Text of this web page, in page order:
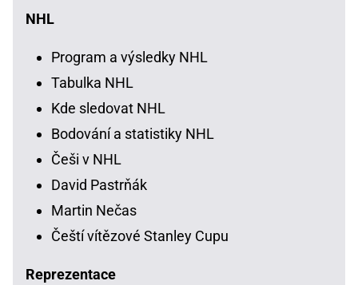
NHL
Program a výsledky NHL
Tabulka NHL
Kde sledovat NHL
Bodování a statistiky NHL
Češi v NHL
David Pastrňák
Martin Nečas
Čeští vítězové Stanley Cupu
Reprezentace